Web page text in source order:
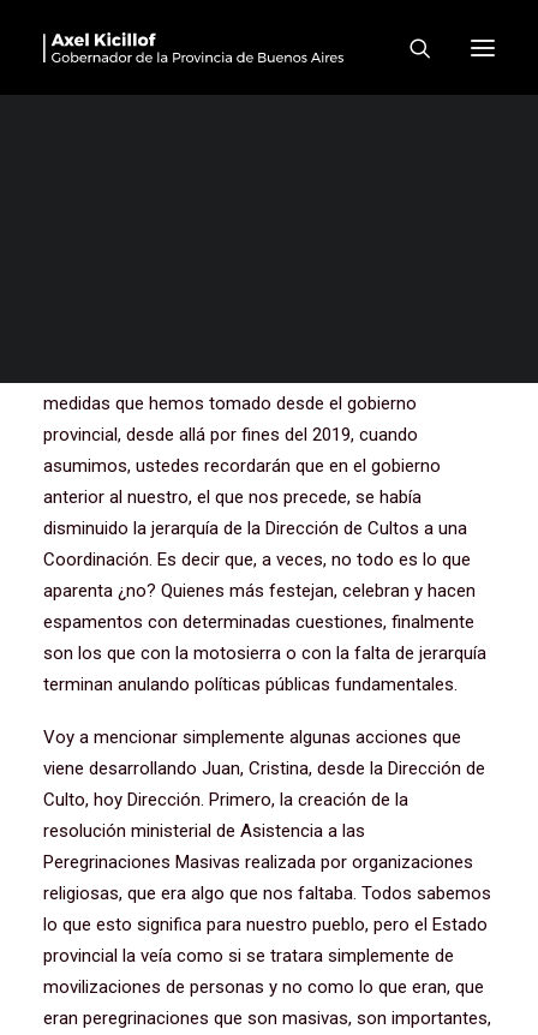
Encuentro con iglesias
evangélicas
medidas que hemos tomado desde el gobierno
provincial, desde allá por fines del 2019, cuando
asumimos, ustedes recordarán que en el gobierno
anterior al nuestro, el que nos precede, se había
disminuido la jerarquía de la Dirección de Cultos a una
Coordinación. Es decir que, a veces, no todo es lo que
aparenta ¿no? Quienes más festejan, celebran y hacen
espamentos con determinadas cuestiones, finalmente
son los que con la motosierra o con la falta de jerarquía
terminan anulando políticas públicas fundamentales.
Voy a mencionar simplemente algunas acciones que
viene desarrollando Juan, Cristina, desde la Dirección de
Culto, hoy Dirección. Primero, la creación de la
resolución ministerial de Asistencia a las
Peregrinaciones Masivas realizada por organizaciones
religiosas, que era algo que nos faltaba. Todos sabemos
lo que esto significa para nuestro pueblo, pero el Estado
provincial la veía como si se tratara simplemente de
movilizaciones de personas y no como lo que eran, que
eran peregrinaciones que son masivas, son importantes,